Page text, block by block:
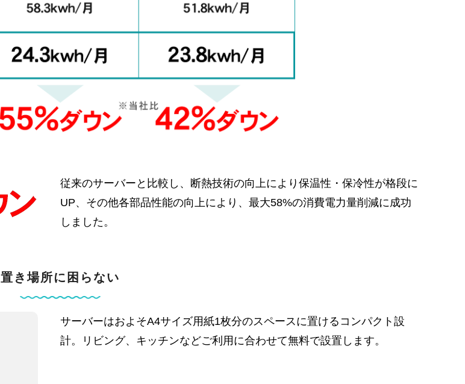
従来のサーバーと比較し、断熱技術の向上により保温性・保冷性が格段に
UP、その他各部品性能の向上により、最大58%の消費電力量削減に成功
しました。
置き場所に困らない
サーバーはおよそA4サイズ用紙1枚分のスペースに置けるコンパクト設
計。リビング、キッチンなどご利用に合わせて無料で設置します。